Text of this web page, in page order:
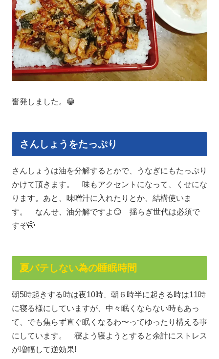
奮発しました。😁
さんしょうをたっぷり
さんしょうは油を分解するとかで、うなぎにもたっぷり
かけて頂きます。 味もアクセントになって、くせにな
ります。あと、味噌汁に入れたりとか、結構使いま
す。 なんせ、油分解ですよ😏 揺らぎ世代は必須で
すぞ🤭
夏バテしない為の睡眠時間
朝5時起きする時は夜10時、朝６時半に起きる時は11時
に寝る様にしていますが、中々眠くならない時もあっ
て、でも焦らず直ぐ眠くなるわ〜ってゆったり構える事
にしています。 寝よう寝ようとすると余計にストレス
が増幅して逆効果!